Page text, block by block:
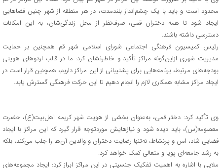
محدود است و باید با یک چشم‌انداز بلندمدت، در هر منطقه از شهر چنین فضاهایی
ایجاد شود تا همه دختران قمی، صرف‌نظر از محل زندگی‌شان، به این امکانات
دسترسی داشته باشند.
رئیس کمیسیون فرهنگی اجتماعی شورای اسلامی شهر قم همچنین بر حمایت
مدیریت شهری ازاین‌گونه مراکز تأکید و خاطرنشان کرد: ما در قالب اردوهای هویتی
بودجه‌های مرتبط، برنامه‌هایی برای پشتیبانی از این مراکز داریم، همچنین قرار است در
ایجاد مراکز مشابه همکاری لازم را انجام دهیم تا این حرکت فرهنگی گسترش یابد.
وی تأکید کرد: دختر قمی، به‌عنوان بخشی از هویت شهر کریمه اهل‌بیت(ع)، حضرت
معصومه(س)، باید دیده شود و نیازهایش موردتوجه قرار گیرد که این مراکز با ایجاد
فضایی شاد، امن و پرنشاط، نه‌تنها رضایت دختران و والدین آن‌ها را جلب می‌کند، بلکه
به رشد جامعه‌ای پویا و متعالی کمک خواهد کرد.
ملایی با اشاره به اهمیت تفکیک جنسیتی در این مراکز ابراز کرد: ایجاد مجموعه‌های